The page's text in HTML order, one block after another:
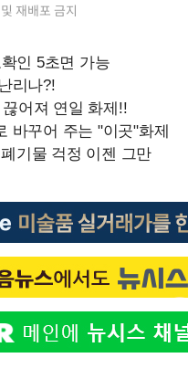
재배포 금지